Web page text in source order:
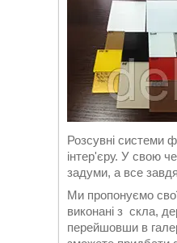
Розсувні системи
інтер'єру. У свою
задуми, а все
Ми пропонуємо
виконані з скла,
перейшовши в